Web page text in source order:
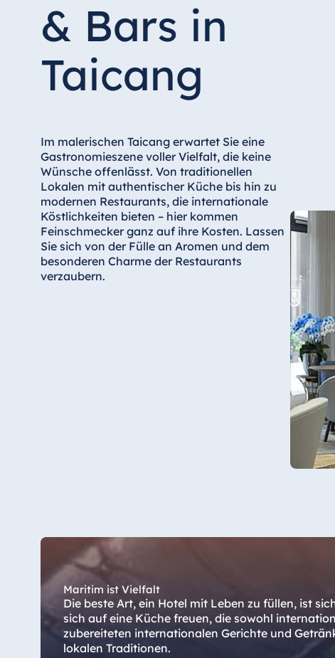
Hotel Frankfurt
Airport Hotel Hannover
Hotel Ingolstadt
Hotel Köln
Hotel Königswinter
Hotel Magdeburg
Hotel München
Hotel Stuttgart
Seehotel Timmendorfer Strand
TitiseeHotel Titisee-Neustadt
Star-Apart Hansa Hotel Wiesbaden
Hotel Plaza Tirana
Resort Marina Bay
Bulgarien
& Bars in
Taicang
Im malerischen Taicang erwartet Sie eine
Gastronomieszene voller Vielfalt, die keine
Wünsche offenlässt. Von traditionellen
Lokalen mit authentischer Küche bis hin zu
modernen Restaurants, die internationale
Köstlichkeiten bieten – hier kommen
Feinschmecker ganz auf ihre Kosten. Lassen
Sie sich von der Fülle an Aromen und dem
besonderen Charme der Restaurants
verzaubern.
Maritim ist Vielfalt
Die beste Art, ein Hotel mit Leben zu füllen, ist
sich auf eine Küche freuen, die sowohl
zubereiteten internationalen Gerichte und
lokalen Traditionen.